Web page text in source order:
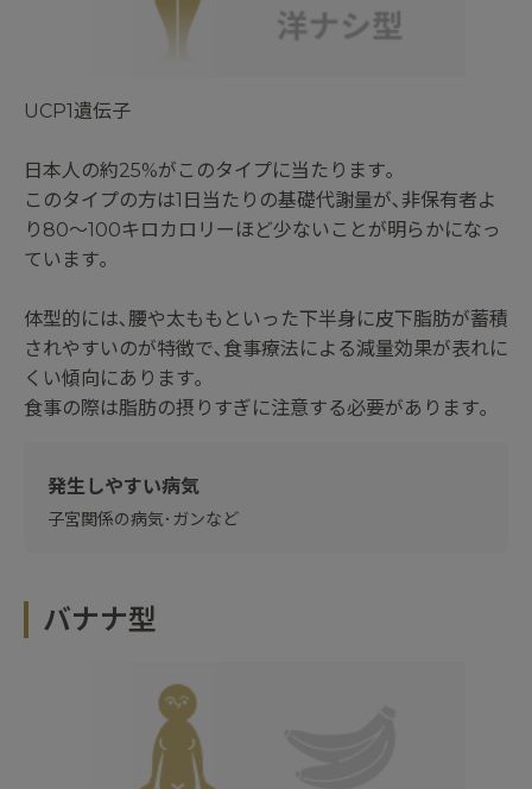
UCP1遺伝子
日本人の約25%がこのタイプに当たります｡
このタイプの方は1日当たりの基礎代謝量が､非保有者よ
り80～100キロカロリーほど少ないことが明らかになっ
ています｡
体型的には､腰や太ももといった下半身に皮下脂肪が蓄積
されやすいのが特徴で､食事療法による減量効果が表れに
くい傾向にあります｡
食事の際は脂肪の摂りすぎに注意する必要があります｡
発生しやすい病気
子宮関係の病気･ガンなど
バナナ型